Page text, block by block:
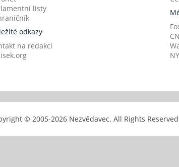
listy
odkazy
na redakci
© 2005-2026 Nezvědavec. All Rights